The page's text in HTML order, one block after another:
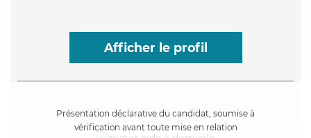
Afficher le profil
Présentation déclarative du candidat, soumise à
vérification avant toute mise en relation